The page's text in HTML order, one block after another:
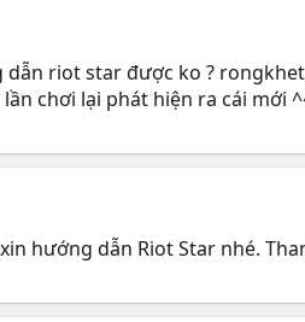
riot star được ko ?
chơi lại phát hiện ra cái mới
hướng dẫn Riot Star nhé.